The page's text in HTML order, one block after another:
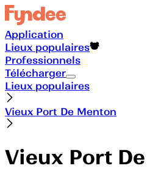
Application
Lieux populaires
Professionnels
Télécharger
Lieux populaires
Vieux Port De Menton
Vieux Port